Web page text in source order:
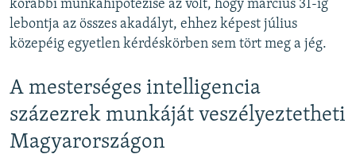
korábbi munkahipotézise az volt, hogy március 31-ig
lebontja az összes akadályt, ehhez képest július
közepéig egyetlen kérdéskörben sem tört meg a jég.
A mesterséges intelligencia
százezrek munkáját veszélyeztetheti
Magyarországon